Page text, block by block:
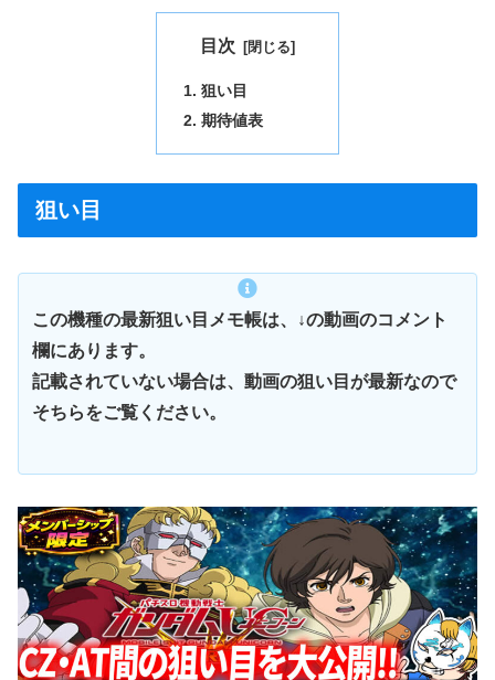
目次
狙い目
期待値表
狙い目
この機種の最新狙い目メモ帳は、↓の動画のコメント
欄にあります。
記載されていない場合は、動画の狙い目が最新なので
そちらをご覧ください。